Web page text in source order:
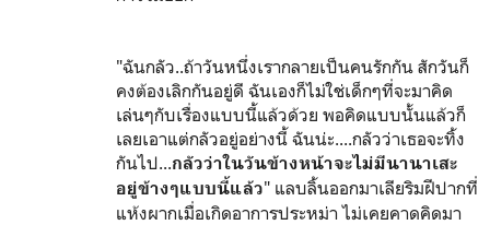
"ฉันกลัว..ถ้าวันหนึ่งเรากลายเป็นคนรักกัน สักวันก็
คงต้องเลิกกันอยู่ดี ฉันเองก็ไม่ใช่เด็กๆที่จะมาคิด
เล่นๆกับเรื่องแบบนี้แล้วด้วย พอคิดแบบนั้นแล้วก็
เลยเอาแต่กลัวอยู่อย่างนี้ ฉันน่ะ....กลัวว่าเธอจะทิ้ง
กันไป...กลัวว่าในวันข้างหน้าจะไม่มีนานาเสะ
อยู่ข้างๆแบบนี้แล้ว" แลบลิ้นออกมาเลียริมฝีปากที่
แห้งผากเมื่อเกิดอาการประหม่า ไม่เคยคาดคิดมา